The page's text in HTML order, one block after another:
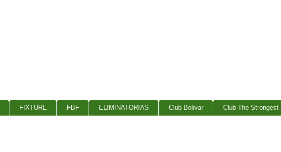
FIXTURE FBF ELIMINATORIAS Club Bolivar Club The Strongest